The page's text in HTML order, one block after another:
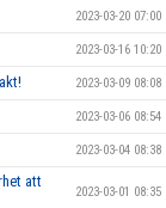
2023-03-20 07:00
2023-03-16 10:20
2023-03-09 08:08
2023-03-06 08:54
2023-03-04 08:38
att
2023-03-01 08:35